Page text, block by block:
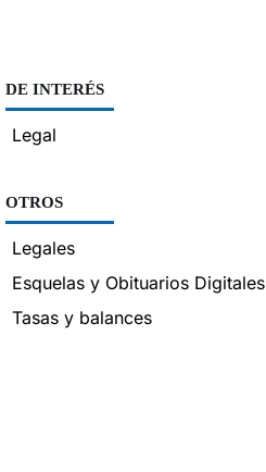
DE INTERÉS
Legal
OTROS
Legales
Esquelas y Obituarios Digitales
Tasas y balances